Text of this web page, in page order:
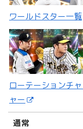
ワールドスター一覧
ローテーションチ
ャー
通常